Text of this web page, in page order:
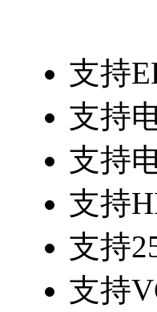
支持
支持
支持
支持
支持
支持